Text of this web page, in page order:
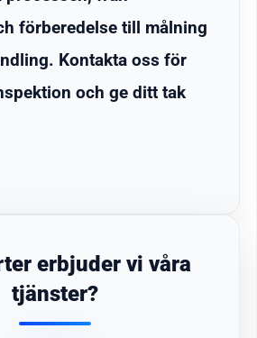
förberedelse till målning
Kontakta oss för
och ge ditt tak
erbjuder vi våra
tjänster?